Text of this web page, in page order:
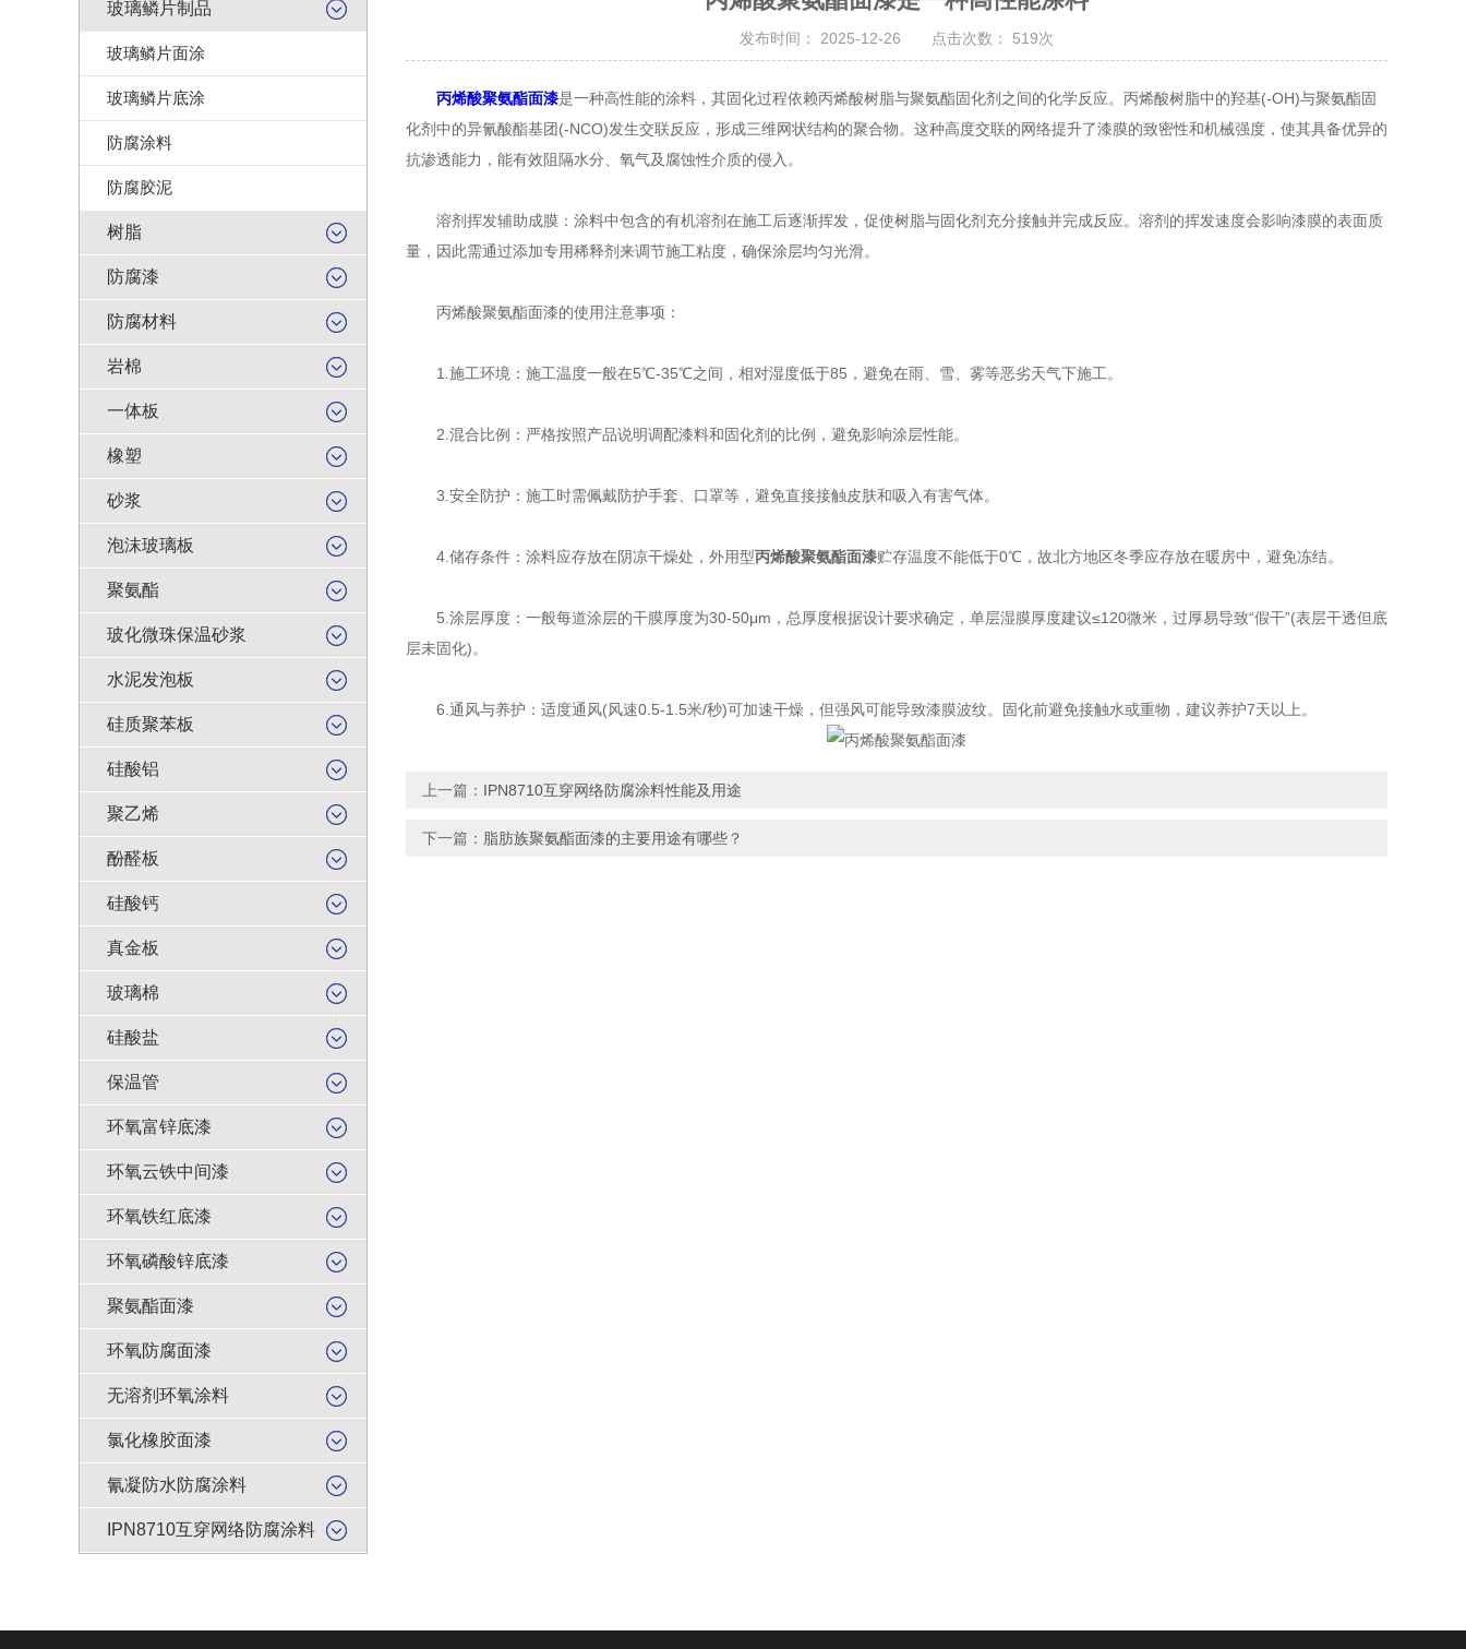
玻璃鳞片制品
玻璃鳞片面涂
玻璃鳞片底涂
防腐涂料
防腐胶泥
树脂
防腐漆
防腐材料
岩棉
一体板
橡塑
砂浆
泡沫玻璃板
聚氨酯
玻化微珠保温砂浆
水泥发泡板
硅质聚苯板
硅酸铝
聚乙烯
酚醛板
硅酸钙
真金板
玻璃棉
硅酸盐
保温管
环氧富锌底漆
环氧云铁中间漆
环氧铁红底漆
环氧磷酸锌底漆
聚氨酯面漆
环氧防腐面漆
无溶剂环氧涂料
氯化橡胶面漆
氰凝防水防腐涂料
IPN8710互穿网络防腐涂料
发布时间： 2025-12-26 点击次数： 519次
丙烯酸聚氨酯面漆是一种高性能的涂料，其固化过程依赖丙烯酸树脂与聚氨酯固化剂之间的化学反应。丙烯酸树脂中的羟基(-OH)与聚氨酯固
化剂中的异氰酸酯基团(-NCO)发生交联反应，形成三维网状结构的聚合物。这种高度交联的网络提升了漆膜的致密性和机械强度，使其具备优异的
抗渗透能力，能有效阻隔水分、氧气及腐蚀性介质的侵入。
溶剂挥发辅助成膜：涂料中包含的有机溶剂在施工后逐渐挥发，促使树脂与固化剂充分接触并完成反应。溶剂的挥发速度会影响漆膜的表面质
量，因此需通过添加专用稀释剂来调节施工粘度，确保涂层均匀光滑。
丙烯酸聚氨酯面漆的使用注意事项：
1.施工环境：施工温度一般在5℃-35℃之间，相对湿度低于85，避免在雨、雪、雾等恶劣天气下施工。
2.混合比例：严格按照产品说明调配漆料和固化剂的比例，避免影响涂层性能。
3.安全防护：施工时需佩戴防护手套、口罩等，避免直接接触皮肤和吸入有害气体。
4.储存条件：涂料应存放在阴凉干燥处，外用型丙烯酸聚氨酯面漆贮存温度不能低于0℃，故北方地区冬季应存放在暖房中，避免冻结。
5.涂层厚度：一般每道涂层的干膜厚度为30-50μm，总厚度根据设计要求确定，单层湿膜厚度建议≤120微米，过厚易导致“假干”(表层干透但底
层未固化)。
6.通风与养护：适度通风(风速0.5-1.5米/秒)可加速干燥，但强风可能导致漆膜波纹。固化前避免接触水或重物，建议养护7天以上。
上一篇： IPN8710互穿网络防腐涂料性能及用途
下一篇： 脂肪族聚氨酯面漆的主要用途有哪些？